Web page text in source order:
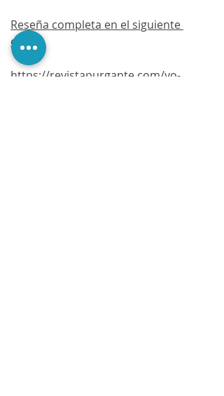
Reseña completa en el siguiente
enlace
https://revistapurgante.com/yo-